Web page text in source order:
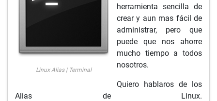
Linux Alias | Terminal
herramienta sencilla de
crear y aun mas fácil de
administrar, pero que
puede que nos ahorre
mucho tiempo a todos
nosotros.
Quiero hablaros de los
Alias de Linux.